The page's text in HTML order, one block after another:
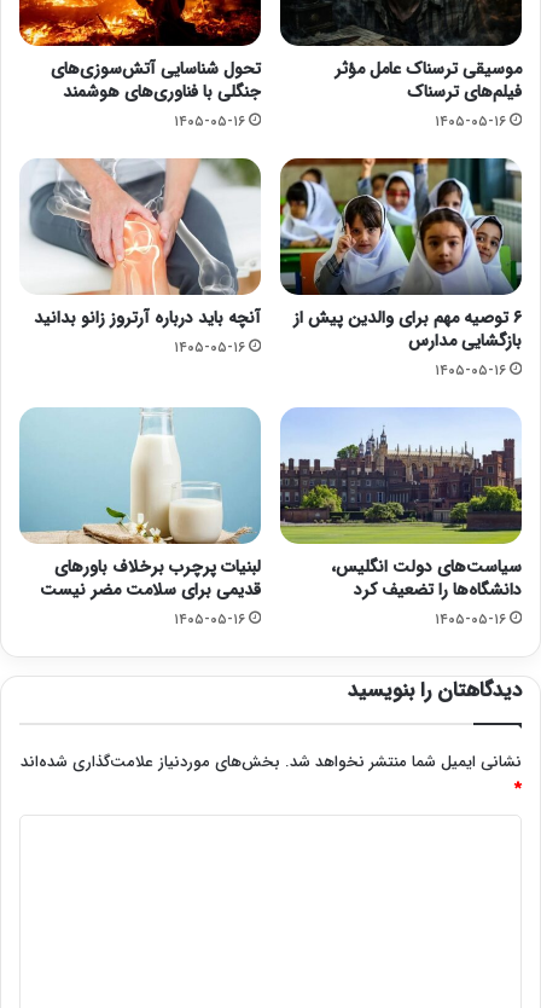
موسیقی ترسناک عامل مؤثر
فیلم‌های ترسناک
۱۴۰۵-۰۵-۱۶
تحول شناسایی آتش‌سوزی‌های
جنگلی با فناوری‌های هوشمند
۱۴۰۵-۰۵-۱۶
۶ توصیه مهم برای والدین پیش از
بازگشایی مدارس
۱۴۰۵-۰۵-۱۶
آنچه باید درباره آرتروز زانو بدانید
۱۴۰۵-۰۵-۱۶
سیاست‌های دولت انگلیس،
دانشگاه‌ها را تضعیف کرد
۱۴۰۵-۰۵-۱۶
لبنیات پرچرب برخلاف باورهای
قدیمی برای سلامت مضر نیست
۱۴۰۵-۰۵-۱۶
دیدگاهتان را بنویسید
نشانی ایمیل شما منتشر نخواهد شد. بخش‌های موردنیاز علامت‌گذاری شده‌اند
*